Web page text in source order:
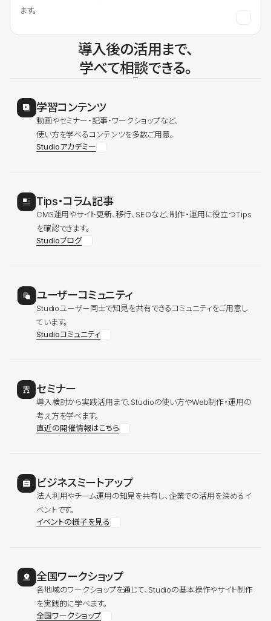
ます。
導入後の活用まで、
学べて相談できる。
学習コンテンツ
動画やセミナー・記事・ワークショップなど、
使い方を学べるコンテンツを多数ご用意。
Studioアカデミー
Tips・コラム記事
CMS運用やサイト更新、移行、SEOなど、制作・運用に役立つTips
を確認できます。
Studioブログ
ユーザーコミュニティ
Studioユーザー同士で知見を共有できるコミュニティをご用意し
ています。
Studioコミュニティ
セミナー
導入検討から実践活用まで、Studioの使い方やWeb制作・運用の
考え方を学べます。
直近の開催情報はこちら
ビジネスミートアップ
法人利用やチーム運用の知見を共有し、企業での活用を深めるイ
ベントです。
イベントの様子を見る
全国ワークショップ
各地域のワークショップを通じて、Studioの基本操作やサイト制作
を実践的に学べます。
全国ワークショップ